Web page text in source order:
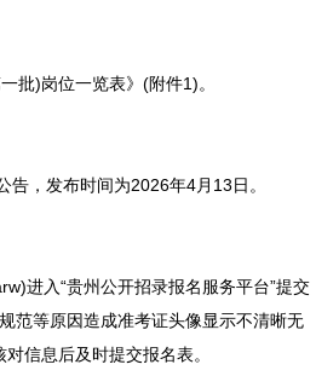
)岗位一览表》(附件1)。
，发布时间为2026年4月13日。
进入“贵州公开招录报名服务平台”提交
范等原因造成准考证头像显示不清晰无
信息后及时提交报名表。